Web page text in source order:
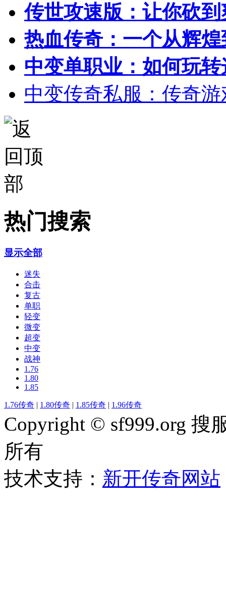
传世攻速版：让你砍
热血传奇：一个从辉
中变单职业：如何玩
中变传奇私服：传奇
热门搜索
显示全部
迷失
合击
复古
单职
轻变
微变
超变
中变
战神
1.76
1.80
1.85
1.76传奇 | 1.80传奇 | 1.85传奇 | 1.96传奇
Copyright © sf999.org 搜
所有
技术支持： 新开传奇网站